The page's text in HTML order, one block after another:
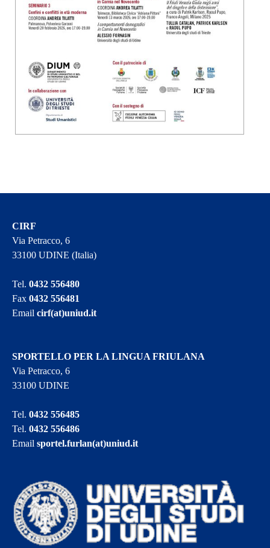
CIRF
Via Petracco, 6
33100 UDINE (Italia)
Tel.0432 556480
Fax0432 556481
Emailcirf(at)uniud.it
SPORTELLO PER LA LINGUA FRIULANA
Via Petracco, 6
33100 UDINE
Tel.0432 556485
Tel.0432 556486
Emailsportel.furlan(at)uniud.it